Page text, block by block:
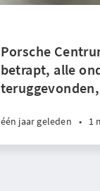
Porsche
betrapt, alle
één jaar geleden • 1